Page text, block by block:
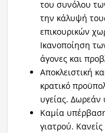
του συνόλου
την κάλυψή
επικουρικών
Ικανοποίηση
άγονες και
Αποκλειστική
κρατικό
υγείας. Δωρεάν
Καμία
γιατρού. Κανείς